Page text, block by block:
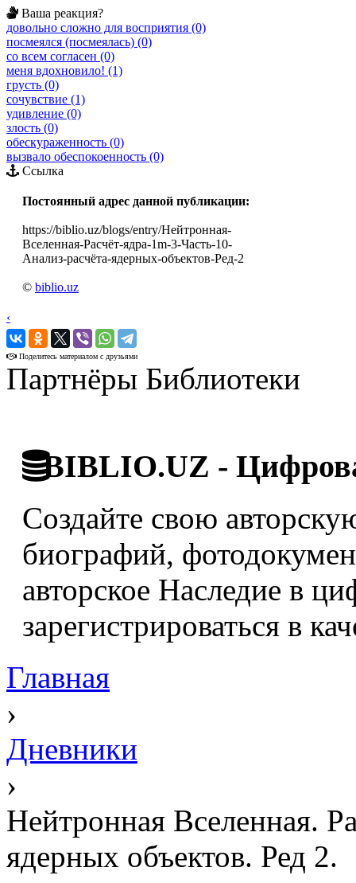
Ваша реакция?
довольно сложно для восприятия (0)
посмеялся (посмеялась) (0)
со всем согласен (0)
меня вдохновило! (1)
грусть (0)
сочувствие (1)
удивление (0)
злость (0)
обескураженность (0)
вызвало обеспокоенность (0)
Ссылка
Постоянный адрес данной публикации:
https://biblio.uz/blogs/entry/Нейтронная-
Вселенная-Расчёт-ядра-1m-3-Часть-10-
Анализ-расчёта-ядерных-объектов-Ред-2
© biblio.uz
‹
›
Поделитесь материалом с друзьями
Партнёры Библиотеки
BIBLIO.UZ -
Создайте свою
биографий,
авторское Наследие в
зарегистрироваться в
Главная
›
Дневники
›
Нейтронная Вселенная.
ядерных объектов. Ред 2.